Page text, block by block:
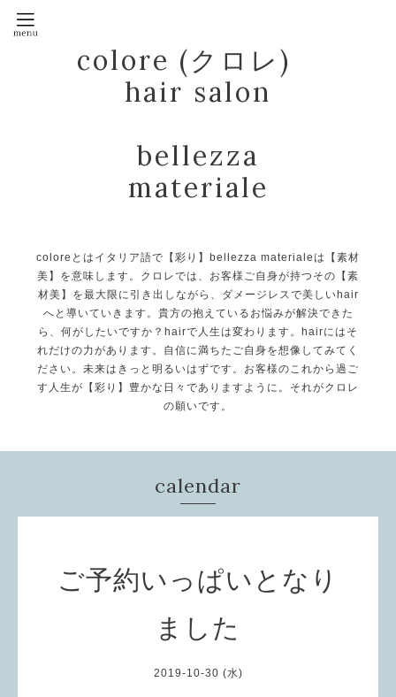
colore (クロレ)
hair salon
bellezza
materiale
coloreとはイタリア語で【彩り】bellezza materialeは【素材
美】を意味します。クロレでは、お客様ご自身が持つその【素
材美】を最大限に引き出しながら、ダメージレスで美しいhair
へと導いていきます。貴方の抱えているお悩みが解決できた
ら、何がしたいですか？hairで人生は変わります。hairにはそ
れだけの力があります。自信に満ちたご自身を想像してみてく
ださい。未来はきっと明るいはずです。お客様のこれから過ご
す人生が【彩り】豊かな日々でありますように。それがクロレ
の願いです。
calendar
ご予約いっぱいとなり
ました
2019-10-30 (水)